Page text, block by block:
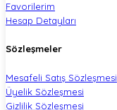
Favorilerim
Hesap Detayları
Sözleşmeler
Mesafeli Satış Sözleşmesi
Üyelik Sözleşmesi
Gizlilik Sözleşmesi